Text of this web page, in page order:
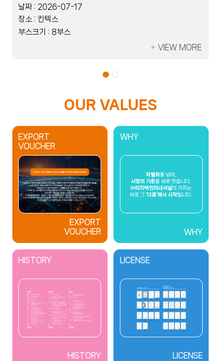
날짜 : 2026-07-08
장소 : 킨텍스
부스크기 : 2부스
VIEW MORE
날짜 : 2026-07-17
장소 : 킨텍스
부스크기 : 8부스
VIEW MORE
날짜 : 2026-07-08
장소 : 킨텍스
부스크기 : 2부스
VIEW MORE
날짜 : 2026-07-17
장소 : 킨텍스
부스크기 : 8부스
VIEW MORE
OUR VALUES
EXPORT
VOUCHER
EXPORT
VOUCHER
WHY
WHY
HISTORY
HISTORY
LICENSE
LICENSE